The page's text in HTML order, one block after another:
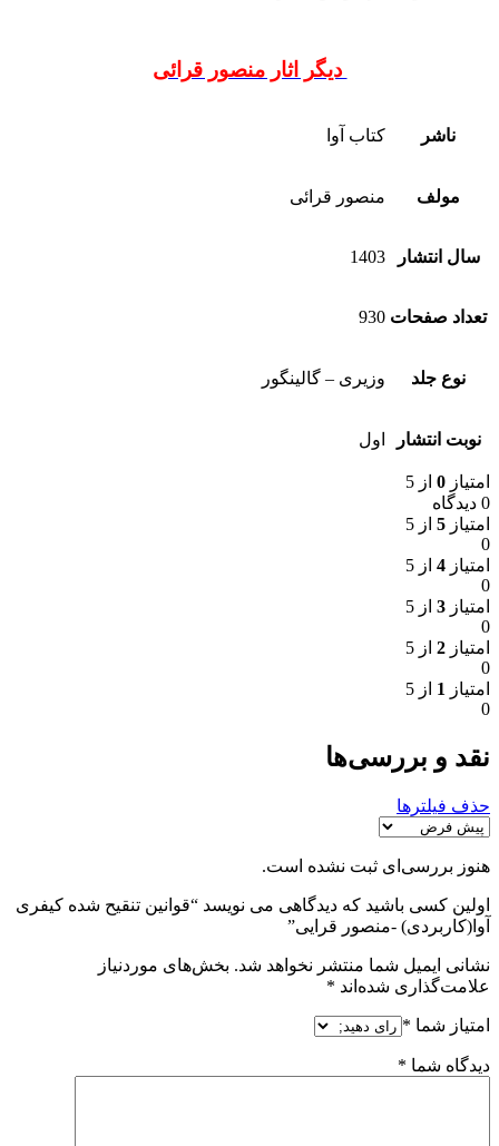
دیگر اثار منصور قرائی
ناشر کتاب آوا
مولف منصور قرائی
سال انتشار 1403
تعداد صفحات 930
نوع جلد وزیری – گالینگور
نوبت انتشار اول
امتیاز 0 از 5
0 دیدگاه
امتیاز 5 از 5
0
امتیاز 4 از 5
0
امتیاز 3 از 5
0
امتیاز 2 از 5
0
امتیاز 1 از 5
0
نقد و بررسی‌ها
حذف فیلترها
هنوز بررسی‌ای ثبت نشده است.
اولین کسی باشید که دیدگاهی می نویسد “قوانین تنقیح شده کیفری
آوا(کاربردی) -منصور قرایی”
نشانی ایمیل شما منتشر نخواهد شد. بخش‌های موردنیاز
علامت‌گذاری شده‌اند *
امتیاز شما *
دیدگاه شما *